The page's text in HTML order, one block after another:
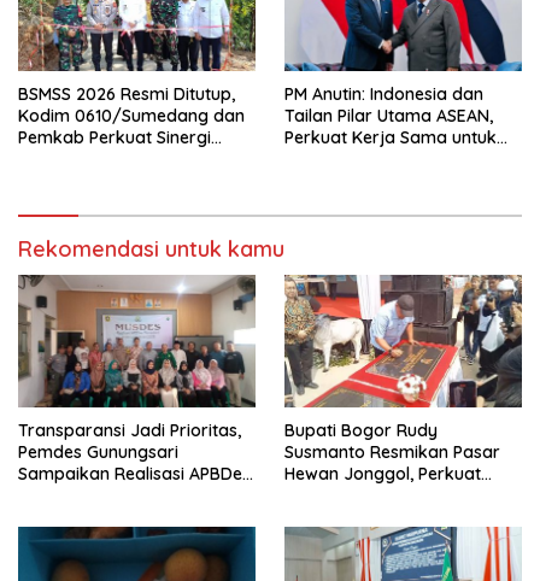
BSMSS 2026 Resmi Ditutup,
Kodim 0610/Sumedang dan
Pemkab Perkuat Sinergi
PM Anutin: Indonesia dan
Tailan Pilar Utama ASEAN,
Perkuat Kerja Sama untuk
Rekomendasi untuk kamu
Transparansi Jadi Prioritas,
Pemdes Gunungsari
Sampaikan Realisasi APBDes
Bupati Bogor Rudy
Susmanto Resmikan Pasar
Hewan Jonggol, Perkuat